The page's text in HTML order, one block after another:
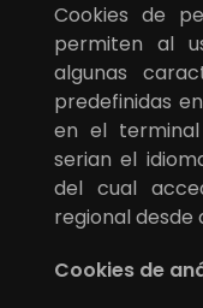
Cookies de
permiten al
algunas
predefinidas
en el
serian el
del cual
regional desde
Cookies de